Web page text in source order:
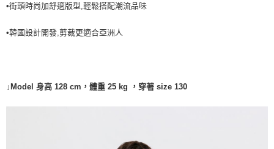
每筆NT$80，滿NT$699(含以上)免運費
•街頭時尚加舒適版型,輕鬆搭配潮流品味
•韓國設計開發,剪裁更適合亞洲人
↓Model 身高 128 cm，體重 25 kg ，穿著 size 130